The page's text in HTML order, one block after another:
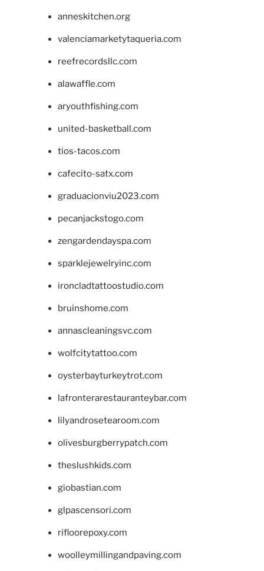
anneskitchen.org
valenciamarketytaqueria.com
reefrecordsllc.com
alawaffle.com
aryouthfishing.com
united-basketball.com
tios-tacos.com
cafecito-satx.com
graduacionviu2023.com
pecanjackstogo.com
zengardendayspa.com
sparklejewelryinc.com
ironcladtattoostudio.com
bruinshome.com
annascleaningsvc.com
wolfcitytattoo.com
oysterbayturkeytrot.com
lafronterarestauranteybar.com
lilyandrosetearoom.com
olivesburgberrypatch.com
theslushkids.com
giobastian.com
glpascensori.com
rifloorepoxy.com
woolleymillingandpaving.com